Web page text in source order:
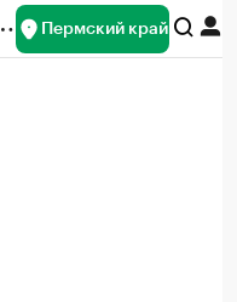
Пермский край